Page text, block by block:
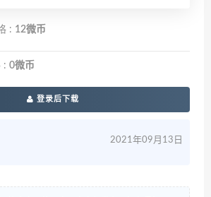
: 12微币
: 0微币
登录后下载
2021年09月13日